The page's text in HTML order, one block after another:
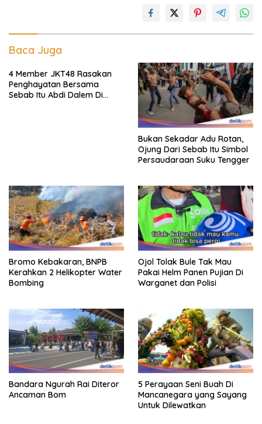
Baca Juga
4 Member JKT48 Rasakan
Penghayatan Bersama
Sebab Itu Abdi Dalem Di
Bukan Sekadar Adu Rotan,
Ojung Dari Sebab Itu Simbol
Persaudaraan Suku Tengger
Bromo Kebakaran, BNPB
Kerahkan 2 Helikopter Water
Bombing
Ojol Tolak Bule Tak Mau
Pakai Helm Panen Pujian Di
Warganet dan Polisi
Bandara Ngurah Rai Diteror
Ancaman Bom
5 Perayaan Seni Buah Di
Mancanegara yang Sayang
Untuk Dilewatkan